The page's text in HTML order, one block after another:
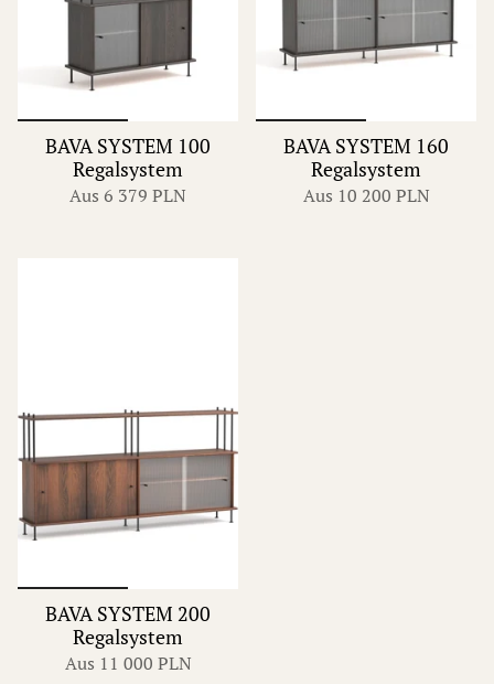
BAVA SYSTEM 100
Regalsystem
Aus 6 379 PLN
BAVA SYSTEM 160
Regalsystem
Aus 10 200 PLN
BAVA SYSTEM 200
Regalsystem
Aus 11 000 PLN